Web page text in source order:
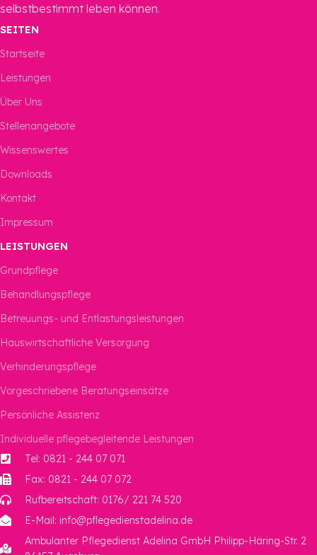
selbstbestimmt leben können.
SEITEN
Startseite
Leistungen
Über Uns
Stellenangebote
Wissenswertes
Downloads
Kontakt
Impressum
LEISTUNGEN
Grundpflege
Behandlungspflege
Betreuungs- und Entlastungsleistungen
Hauswirtschaftliche Versorgung
Verhinderungspflege
Vorgeschriebene Beratungseinsätze
Persönliche Assistenz
Individuelle pflegebegleitende Leistungen
Tel: 0821 - 244 07 071
Fax: 0821 - 244 07 072
Rufbereitschaft: 0176/ 221 74 520
E-Mail: info@pflegedienstadelina.de
Ambulanter Pflegedienst Adelina GmbH Philipp-Häring-Str. 2